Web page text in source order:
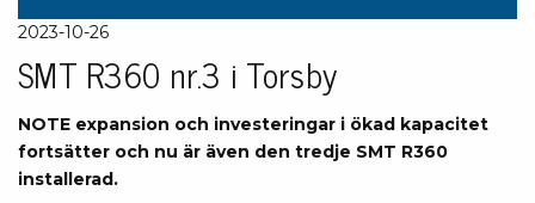
2023-10-26
SMT R360 nr.3 i Torsby
NOTE expansion och investeringar i ökad kapacitet
fortsätter och nu är även den tredje SMT R360
installerad.